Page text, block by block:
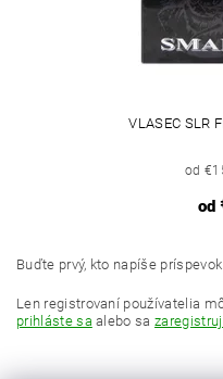
VLASEC SLR
od
od
Buďte prvý, kto napíše
Len registrovaní používatelia
prihláste sa alebo sa